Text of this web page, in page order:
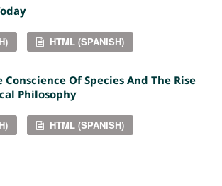
HTML (SPANISH)
Conscience Of Species And The Rise
Philosophy
HTML (SPANISH)